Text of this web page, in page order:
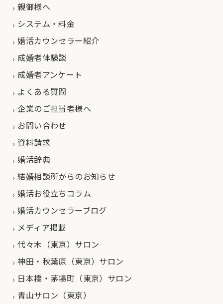
親御様へ
システム・料金
婚活カウンセラー紹介
成婚者体験談
成婚者アンケート
よくある質問
企業のご担当者様へ
お問い合わせ
資料請求
婚活辞典
結婚相談所からのお知らせ
婚活お役立ちコラム
婚活カウンセラーブログ
メディア掲載
代々木（東京）サロン
神田・秋葉原（東京）サロン
日本橋・茅場町（東京）サロン
青山サロン（東京）